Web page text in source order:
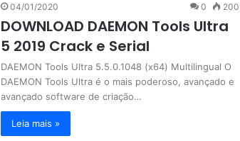
04/01/2020 0 200
DOWNLOAD DAEMON Tools Ultra
5 2019 Crack e Serial
DAEMON Tools Ultra 5.5.0.1048 (x64) Multilingual O
DAEMON Tools Ultra é o mais poderoso, avançado e
avançado software de criação…
Leia mais »